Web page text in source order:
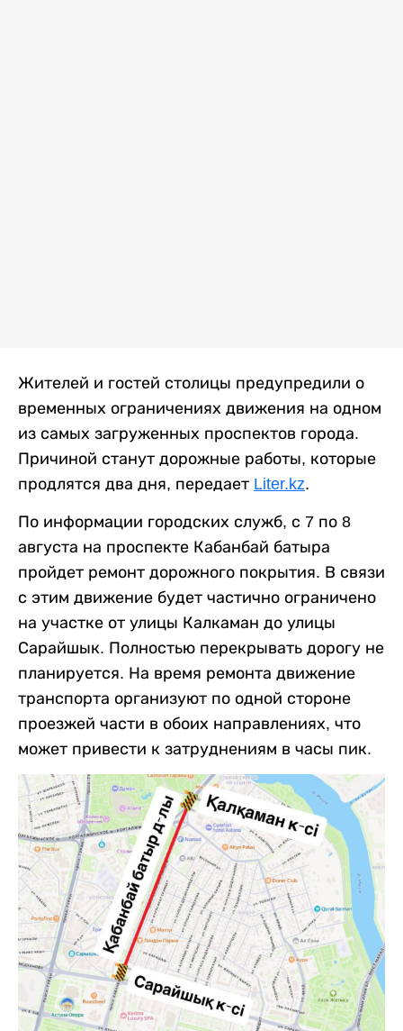
Жителей и гостей столицы предупредили о
временных ограничениях движения на одном
из самых загруженных проспектов города.
Причиной станут дорожные работы, которые
продлятся два дня, передает Liter.kz.
По информации городских служб, с 7 по 8
августа на проспекте Кабанбай батыра
пройдет ремонт дорожного покрытия. В связи
с этим движение будет частично ограничено
на участке от улицы Калкаман до улицы
Сарайшык. Полностью перекрывать дорогу не
планируется. На время ремонта движение
транспорта организуют по одной стороне
проезжей части в обоих направлениях, что
может привести к затруднениям в часы пик.